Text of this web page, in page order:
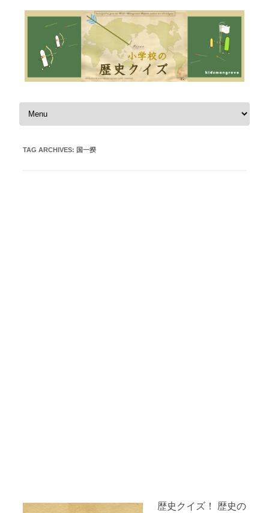
Skip to content
TAG ARCHIVES: 国一揆
歴史クイズ！ 歴史の